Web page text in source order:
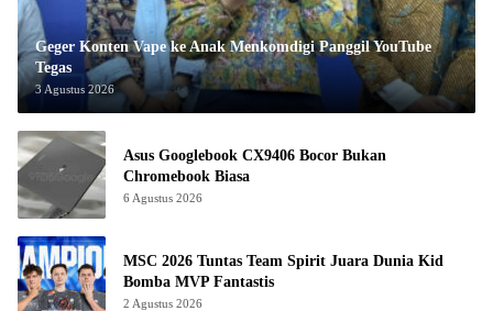
Geger Konten Vape ke Anak Menkomdigi Panggil YouTube
Tegas
3 Agustus 2026
Asus Googlebook CX9406 Bocor Bukan
Chromebook Biasa
6 Agustus 2026
MSC 2026 Tuntas Team Spirit Juara Dunia Kid
Bomba MVP Fantastis
2 Agustus 2026